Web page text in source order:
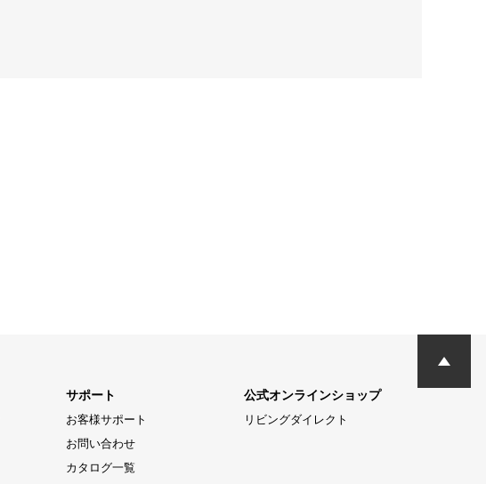
サポート
お客様サポート
お問い合わせ
カタログ一覧
公式オンラインショップ
リビングダイレクト